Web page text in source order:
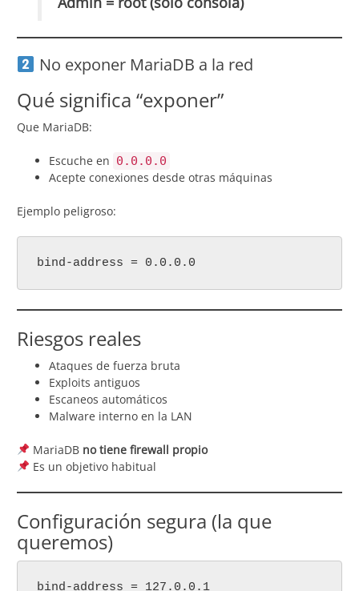
No exponer MariaDB a la red
Qué significa “exponer”
Que MariaDB:
Escuche en 0.0.0.0
Acepte conexiones desde otras máquinas
Ejemplo peligroso:
bind-address = 0.0.0.0
Riesgos reales
Ataques de fuerza bruta
Exploits antiguos
Escaneos automáticos
Malware interno en la LAN
MariaDB no tiene firewall propio
Es un objetivo habitual
Configuración segura (la que
queremos)
bind-address = 127.0.0.1